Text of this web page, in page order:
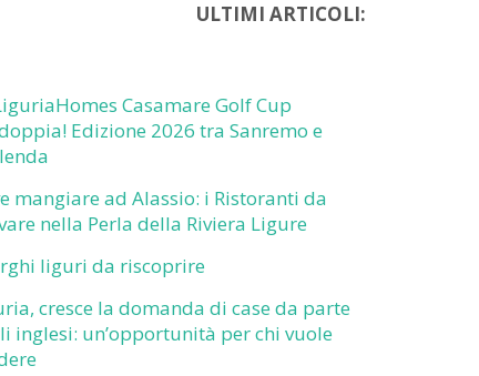
ULTIMI ARTICOLI:
Casamare Golf Cup
Edizione 2026 tra Sanremo e
mangiare ad Alassio: i Ristoranti da
nella Perla della Riviera Ligure
liguri da riscoprire
cresce la domanda di case da parte
inglesi: un’opportunità per chi vuole